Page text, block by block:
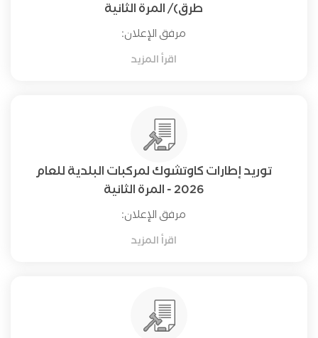
طرق)/ المرة الثانية
مرفق الإعلان:
اقرأ المزيد
توريد إطارات كاوتشوك لمركبات البلدية للعام
2026 - المرة الثانية
مرفق الإعلان:
اقرأ المزيد